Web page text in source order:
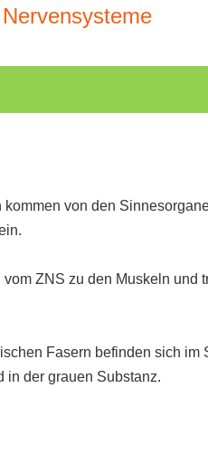
Nervensysteme
von den
ZNS zu den Muskeln und
Fasern befinden sich
in der grauen Substanz.